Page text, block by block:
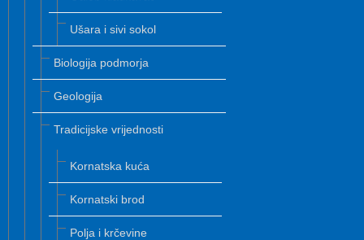
Ušara i sivi sokol
Biologija podmorja
Geologija
Tradicijske vrijednosti
Kornatska kuća
Kornatski brod
Polja i krčevine